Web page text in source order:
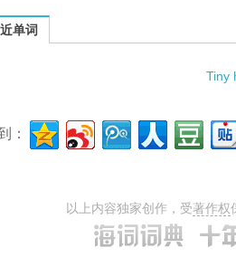
method的相关资料：
单词
Tiny
：
以上内容独家创作，受著作权